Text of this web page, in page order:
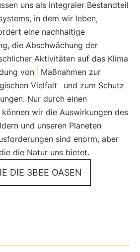
uns als integraler Bestandteil
in dem wir leben,
eine nachhaltige
die Abschwächung der
Aktivitäten auf das Klima
von
Maßnahmen zur
Vielfalt
und zum Schutz
Nur durch einen
wir die Auswirkungen des
und unseren Planeten
sind enorm, aber
die Natur uns bietet.
DIE 3BEE OASEN